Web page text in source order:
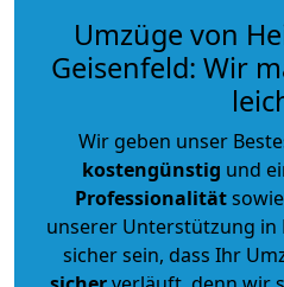
Umzüge von
Geisenfeld: Wir
Wir geben unser
kostengünstig und
Professionalität
unserer Unterstützung in
sicher sein, dass Ihr